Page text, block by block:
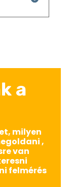
a
milyen
,
van
felmérés